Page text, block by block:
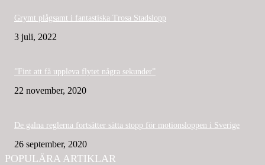
Grymt plågsamt i fantastiska Trosa Stadslopp
3 juli, 2022
”Fint att få uppleva flytet några sekunder”
22 november, 2020
De galna reglerna fortsätter sätta stopp för motionsloppen i Sverige
26 september, 2020
POPULÄRA ARTIKLAR